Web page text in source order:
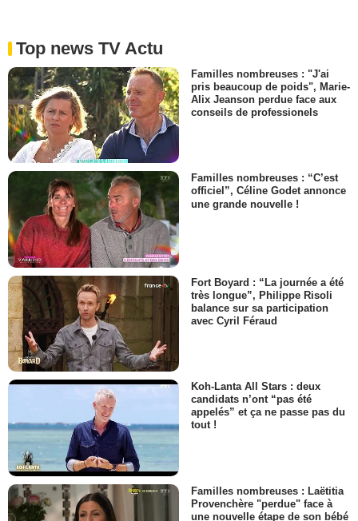
Top news TV Actu
Familles nombreuses : "J'ai
pris beaucoup de poids", Marie-
Alix Jeanson perdue face aux
conseils de professionels
Familles nombreuses : “C’est
officiel”, Céline Godet annonce
une grande nouvelle !
Fort Boyard : “La journée a été
très longue”, Philippe Risoli
balance sur sa participation
avec Cyril Féraud
Koh-Lanta All Stars : deux
candidats n’ont “pas été
appelés” et ça ne passe pas du
tout !
Familles nombreuses : Laëtitia
Provenchère "perdue" face à
une nouvelle étape de son bébé